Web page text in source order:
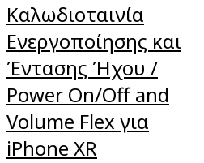
Καλωδιοταινία
Ενεργοποίησης και
Έντασης Ήχου /
Power On/Off and
Volume Flex για
iPhone XR